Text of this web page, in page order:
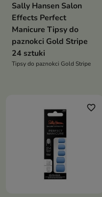
Sally Hansen Salon
Effects Perfect
Manicure Tipsy do
paznokci Gold Stripe
24 sztuki
Tipsy do paznokci Gold Stripe
favorite_border